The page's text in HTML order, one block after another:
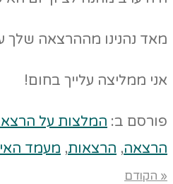
מאד נהנינו מההרצאה שלך
אני ממליצה עלייך בחום!
פורסם ב: המלצות על
הרצאה, הרצאות, מעמד
« הקודם